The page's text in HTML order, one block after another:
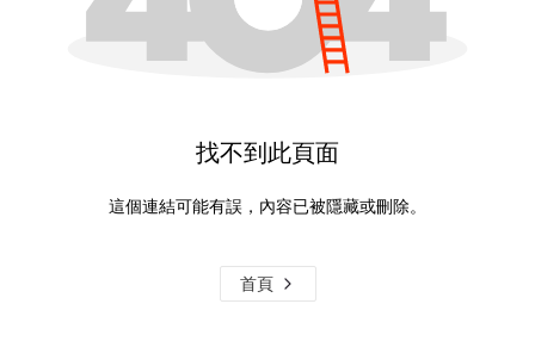
找不到此頁面
這個連結可能有誤，內容已被隱藏或刪除。
首頁